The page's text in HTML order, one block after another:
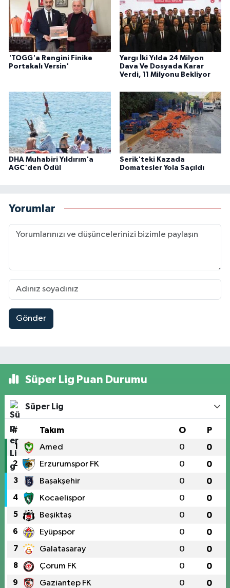
'TOGG'a Rengini Finike
Portakalı Versin'
Yargı İki Yılda 24 Milyon
Dava Ve Dosyada Karar
Verdi, 11 Milyonu Bekliyor
DHA Muhabiri Yıldırım'a
AGC'den Ödül
Serik'teki Kazada
Domatesler Yola Saçıldı
Yorumlar
Gönder
Süper Lig Puan Durumu
Süper Lig
# Takım O P
1 Amed 0 0
2 Erzurumspor FK 0 0
3 Başakşehir 0 0
4 Kocaelispor 0 0
5 Beşiktaş 0 0
6 Eyüpspor 0 0
7 Galatasaray 0 0
8 Çorum FK 0 0
9 Gaziantep FK 0 0